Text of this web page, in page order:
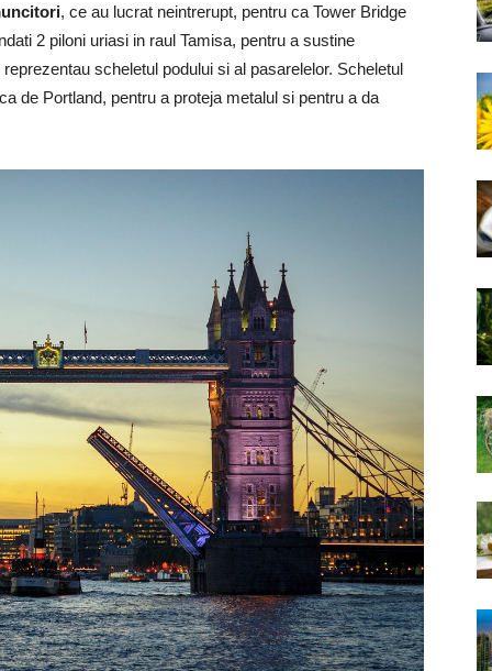
, ce au lucrat neintrerupt, pentru ca Tower Bridge
2 piloni uriasi in raul Tamisa, pentru a sustine
scheletul podului si al pasarelelor. Scheletul
de Portland, pentru a proteja metalul si pentru a da